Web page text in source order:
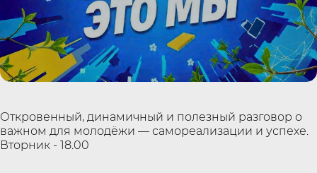
Откровенный, динамичный и полезный разговор о
важном для молодёжи — самореализации и успехе.
Вторник - 18.00